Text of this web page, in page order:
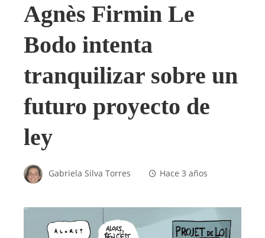
Agnès Firmin Le
Bodo intenta
tranquilizar sobre un
futuro proyecto de
ley
Gabriela Silva Torres Hace 3 años